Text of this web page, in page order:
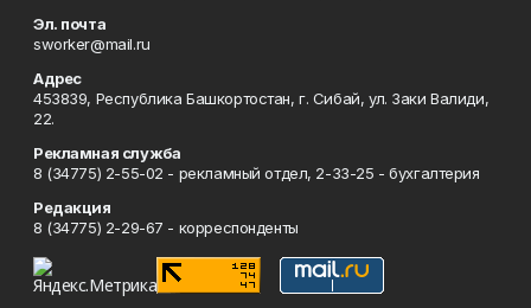
Эл. почта
sworker@mail.ru
Адрес
453839, Республика Башкортостан, г. Сибай, ул. Заки Валиди,
22.
Рекламная служба
8 (34775) 2-55-02 - рекламный отдел, 2-33-25 - бухгалтерия
Редакция
8 (34775) 2-29-67 - корреспонденты